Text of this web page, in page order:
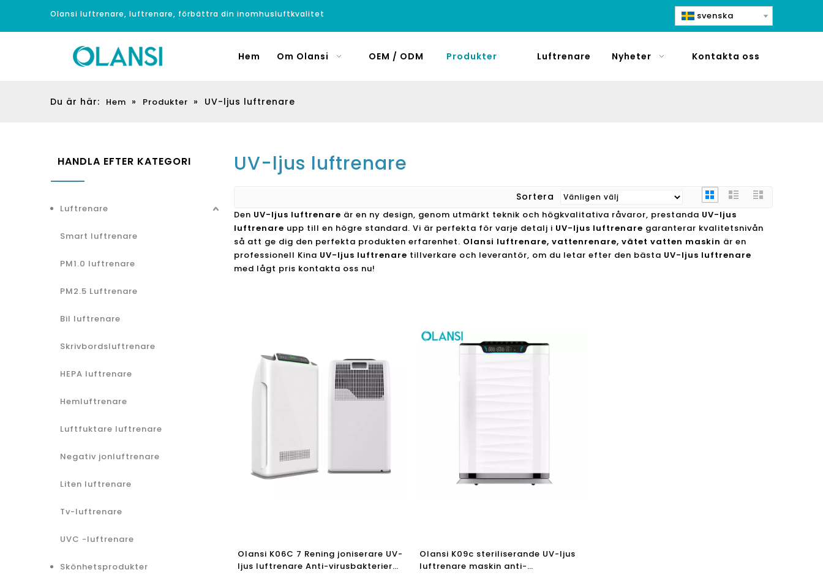
Olansi luftrenare, luftrenare, förbättra din inomhusluftkvalitet svenska
Hem Om Olansi OEM / ODM Produkter Luftrenare Nyheter Kontakta oss
Du är här: Hem » Produkter » UV-ljus luftrenare
HANDLA EFTER KATEGORI
Luftrenare
Smart luftrenare
PM1.0 luftrenare
PM2.5 Luftrenare
Bil luftrenare
Skrivbordsluftrenare
HEPA luftrenare
Hemluftrenare
Luftfuktare luftrenare
Negativ jonluftrenare
Liten luftrenare
Tv-luftrenare
UVC -luftrenare
Skönhetsprodukter
UV-ljus luftrenare
Sortera
Den UV-ljus luftrenare är en ny design, genom utmärkt teknik och högkvalitativa råvaror, prestanda UV-ljus
luftrenare upp till en högre standard. Vi är perfekta för varje detalj i UV-ljus luftrenare garanterar kvalitetsnivån
så att ge dig den perfekta produkten erfarenhet. Olansi luftrenare, vattenrenare, vätet vatten maskin är en
professionell Kina UV-ljus luftrenare tillverkare och leverantör, om du letar efter den bästa UV-ljus luftrenare
med lågt pris kontakta oss nu!
Olansi K06C 7 Rening joniserare UV-
ljus luftrenare Anti-virusbakterier
Olansi K09c steriliserande UV-ljus
luftrenare maskin anti-